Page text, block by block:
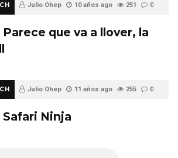
Julio Ohep 10 años ago 251 0
que va a llover, la
Julio Ohep 11 años ago 255 0
Ninja